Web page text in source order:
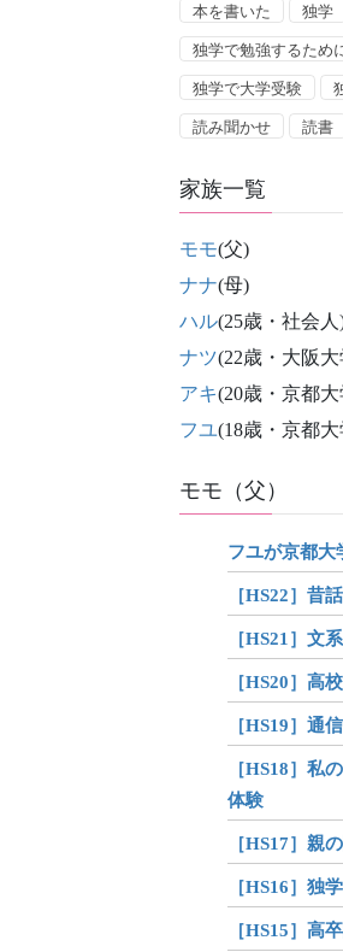
本を書いた 独学
独学で勉強するため
独学で大学受験
読み聞かせ 読書
家族一覧
モモ(父)
ナナ(母)
ハル(25歳・社会人
ナツ(22歳・大阪
アキ(20歳・京都
フユ(18歳・京都
モモ（父）
フユが京都大
［HS22］昔
［HS21］文
［HS20］高
［HS19］通
［HS18］私
体験
［HS17］親
［HS16］独
［HS15］高